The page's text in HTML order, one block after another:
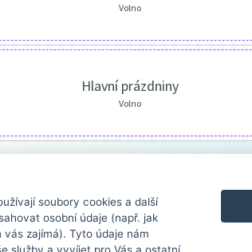
Volno
Hlavní prázdniny
Volno
soubory cookies a další
osobní údaje (např. jak
zajímá). Tyto údaje nám